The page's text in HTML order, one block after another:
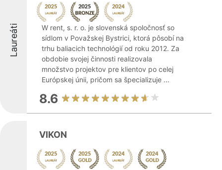
Laureáti
W rent, s. r. o. je slovenská spoločnosť so
sídlom v Považskej Bystrici, ktorá pôsobí na
trhu baliacich technológií od roku 2012. Za
obdobie svojej činnosti realizovala
množstvo projektov pre klientov po celej
Európskej únii, pričom sa špecializuje ...
8.6
VIKON